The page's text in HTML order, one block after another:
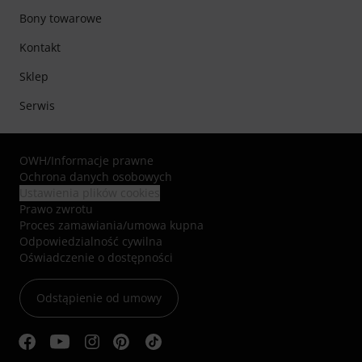
Bony towarowe
Kontakt
Sklep
Serwis
OWH/Informacje prawne
Ochrona danych osobowych
Prawo zwrotu
Proces zamawiania/umowa kupna
Odpowiedzialność cywilna
Oświadczenie o dostępności
Odstąpienie od umowy